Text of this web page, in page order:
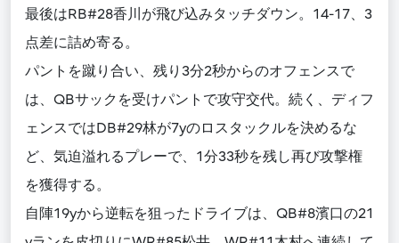
最後はRB#28香川が飛び込みタッチダウン。14-17、3
点差に詰め寄る。
パントを蹴り合い、残り3分2秒からのオフェンスで
は、QBサックを受けパントで攻守交代。続く、ディフ
ェンスではDB#29林が7yのロスタックルを決めるな
ど、気迫溢れるプレーで、1分33秒を残し再び攻撃権
を獲得する。
自陣19yから逆転を狙ったドライブは、QB#8濱口の21